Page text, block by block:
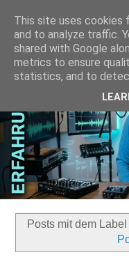
Posts mit dem Label
This site uses cookies
and to analyze traffic.
shared with Google
metrics to ensure
statistics, and to